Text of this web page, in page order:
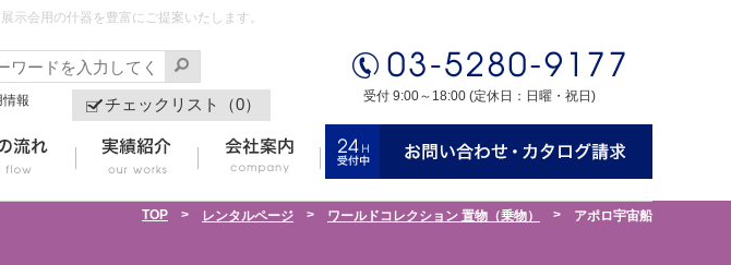
示会用の什器を豊富にご提案いたします。
情報 チェックリスト（0） 受付 9:00～18:00 (定休日：日曜・祝日)
TOP > レンタルページ > ワールドコレクション 置物（乗物） > アポロ宇宙船